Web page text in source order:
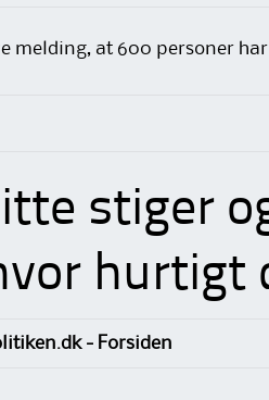
melding, at 600 personer
stiger
hurtigt
- Forsiden